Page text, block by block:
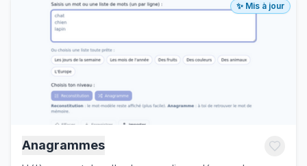
✨ Mis à jour
Anagrammes